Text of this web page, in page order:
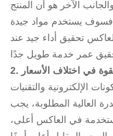
صناعة البناء والتشييد
مركز الأخبار
شركة ديناميكية
صناعة المعلومات
الآخر هو أن المنتج
فسوف يستخدم مواد جيدة
تحقيق أداء جيد عند
الإلكترونية والتقنيات
العالية المطلوبة، يجب
في العاكس أعلى،